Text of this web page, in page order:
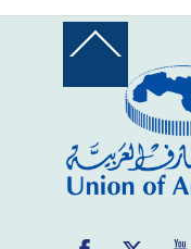
Back
Top
Facebook